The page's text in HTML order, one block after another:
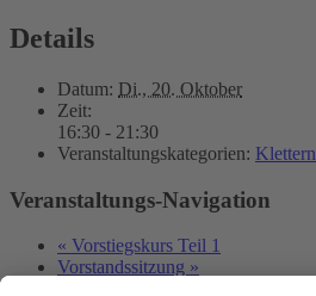
Details
Datum: Di., 20. Oktober
Zeit:
16:30 - 21:30
Veranstaltungskategorien: Klettern
Veranstaltungs-Navigation
« Vorstiegskurs Teil 1
Vorstandssitzung »